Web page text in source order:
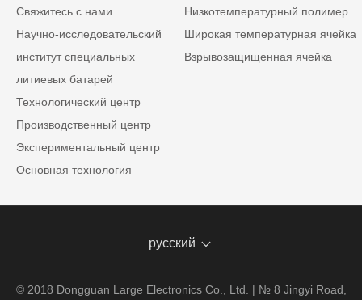
Свяжитесь с нами
Научно-исследовательский
институт специальных
литиевых батарей
Технологический центр
Производственный центр
Экспериментальный центр
Основная технология
Низкотемпературный полимер
Широкая температурная ячейка
Взрывозащищенная ячейка
русский
© 2018 Dongguan Large Electronics Co., Ltd. | № 8 Jingyi Road,